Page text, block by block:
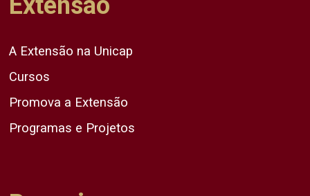
A Extensão na Unicap
Cursos
Promova a Extensão
Programas e Projetos